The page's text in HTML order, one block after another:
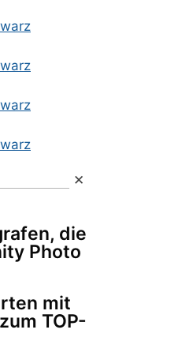
✕
die
Photo
mit
TOP-